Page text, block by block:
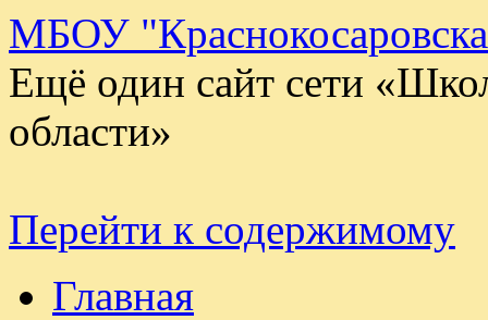
МБОУ
Ещё один сайт сети
области»
Перейти к содержимому
Главная